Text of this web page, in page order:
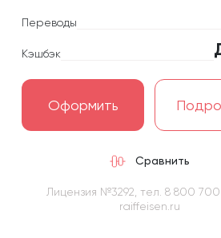
Переводы
Кэшбэк
Оформить
Сравнить
Лицензия №3292, тел. 8 800
raiffeisen.ru